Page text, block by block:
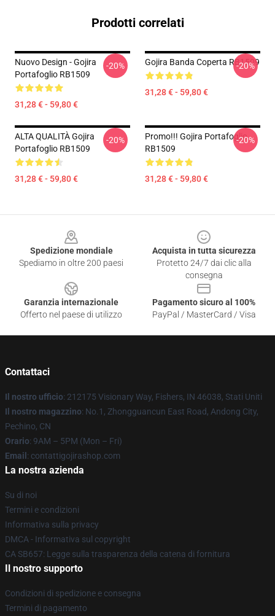
Prodotti correlati
Nuovo Design - Gojira
Portafoglio RB1509
31,28 € - 59,80 €
-20% Gojira Banda Coperta RB1509
31,28 € - 59,80 €
-20%
ALTA QUALITÀ Gojira
Portafoglio RB1509
31,28 € - 59,80 €
-20%
Promo!!! Gojira Portafoglio
RB1509
31,28 € - 59,80 €
-20%
Spedizione mondiale
Spediamo in oltre 200 paesi
Acquista in tutta sicurezza
Protetto 24/7 dai clic alla
consegna
Garanzia internazionale
Offerto nel paese di utilizzo
Pagamento sicuro al 100%
PayPal / MasterCard / Visa
Contattaci
Il nostro ufficio: 212175 Visionary Way, Fishers, IN 46038, Stati Uniti
Il nostro magazzino: No.1, Zhongguancun East Road, Andong City,
Pechino, CN
Orario: 9AM – 5PM (Mon – Fri)
Email : contattigojirashop.com
La nostra azienda
Su di noi
Termini e condizioni
Informativa sulla privacy
DMCA - Informativa sul copyright
CA SB657: Legge sulla trasparenza della catena di fornitura
Il nostro supporto
Condizioni di spedizione e consegna
Termini di pagamento